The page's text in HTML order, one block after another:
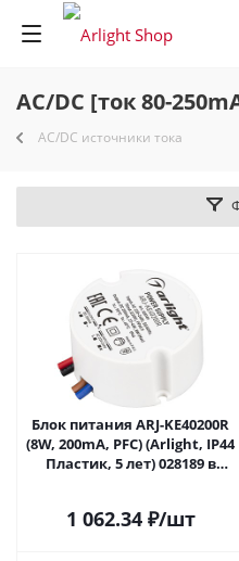
AC/DC [ток 80-
AC/DC источники тока
Блок питания ARJ-KE40200R
(8W, 200mA, PFC) (Arlight, IP44
Пластик, 5 лет) 028189 в
1 062.34₽/шт